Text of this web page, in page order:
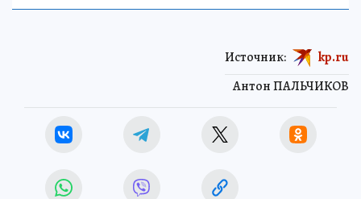
Антон ПАЛЬЧИКОВ
Источник: kp.ru